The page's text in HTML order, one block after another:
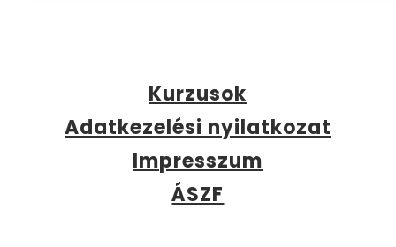
Kurzusok
Adatkezelési nyilatkozat
Impresszum
ÁSZF